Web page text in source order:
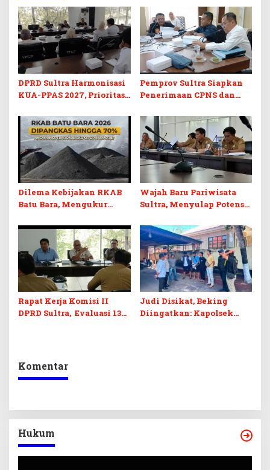
DPRD Sultra Harmonisasi
KUA-PPAS 2027, Prioritas
dan Pelunasan Utang
Infrastruktur
Pemprov Sultra Siapkan
Penerimaan CPNS dan
Desak Formasi Disabilitas
Dilema Kebijakan RKAB
Batu Bara, Mengukur
Penerimaan Negara dan
Kepastian Investasi
Wajah Baru Pariwisata
Sultra, Menyulap Potensi
Digital dan Penguatan
Ekraf
Rapat Kerja Komisi II
DPRD Sultra, Evaluasi 13
Judi Disikat, Beking
Diingatkan: Kapolsek
Komentar
Hukum